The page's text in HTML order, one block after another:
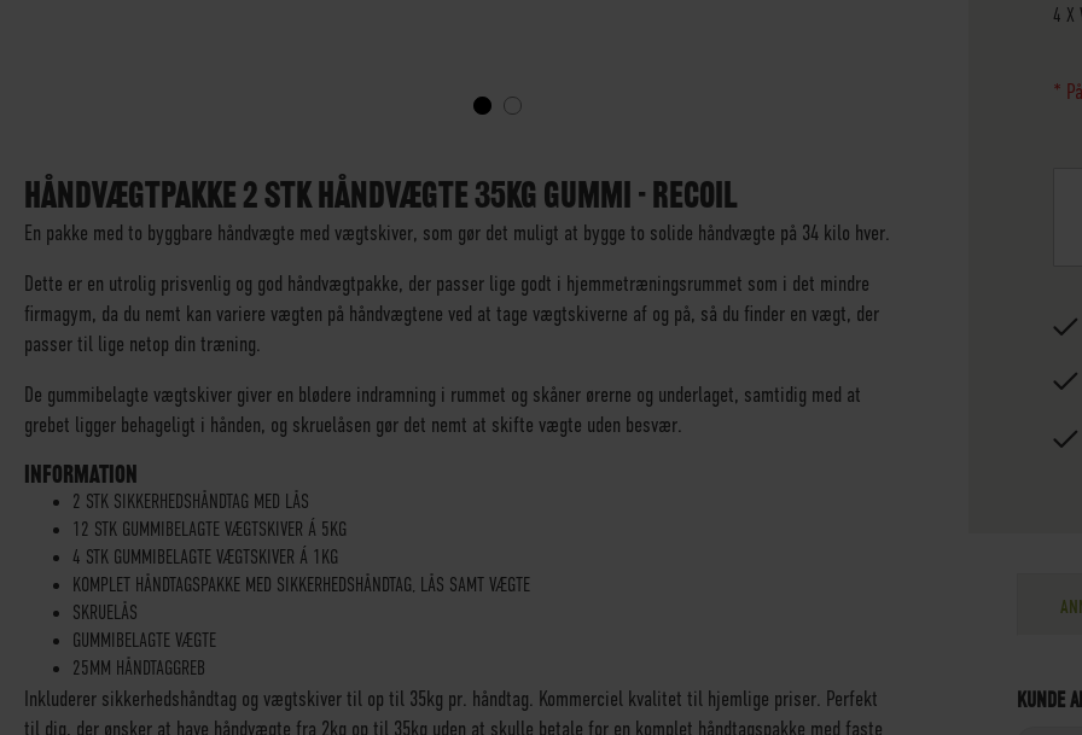
STARTEN
AF
BILLEDGALLERIET
4 X
*
KUNDE
HÅNDVÆGTPAKKE 2 STK HÅNDVÆGTE 35KG GUMMI - RECOIL
En pakke med to byggbare håndvægte med vægtskiver, som gør det muligt at bygge to solide håndvægte på 34 kilo hver.
Dette er en utrolig prisvenlig og god håndvægtpakke, der passer lige godt i hjemmetræningsrummet som i det mindre
firmagym, da du nemt kan variere vægten på håndvægtene ved at tage vægtskiverne af og på, så du finder en vægt, der
passer til lige netop din træning.
De gummibelagte vægtskiver giver en blødere indramning i rummet og skåner ørerne og underlaget, samtidig med at
grebet ligger behageligt i hånden, og skruelåsen gør det nemt at skifte vægte uden besvær.
INFORMATION
2 STK SIKKERHEDSHÅNDTAG MED LÅS
12 STK GUMMIBELAGTE VÆGTSKIVER Á 5KG
4 STK GUMMIBELAGTE VÆGTSKIVER Á 1KG
KOMPLET HÅNDTAGSPAKKE MED SIKKERHEDSHÅNDTAG, LÅS SAMT VÆGTE
SKRUELÅS
GUMMIBELAGTE VÆGTE
25MM HÅNDTAGGREB
Inkluderer sikkerhedshåndtag og vægtskiver til op til 35kg pr. håndtag. Kommerciel kvalitet til hjemlige priser. Perfekt
til dig, der ønsker at have håndvægte fra 2kg op til 35kg uden at skulle betale for en komplet håndtagspakke med faste